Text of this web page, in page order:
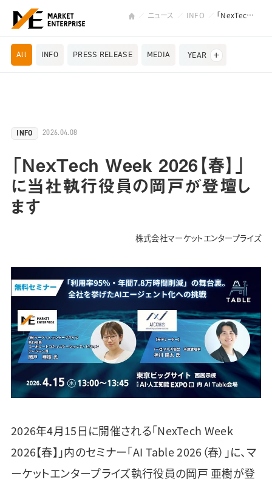
ニュース INFO 「NexTech Week 2026【春】」 に当社執行役員の岡戸が登壇します
All INFO PRESS RELEASE MEDIA YEAR
INFO 2026.04.08
「NexTech Week 2026【春】」
に当社執行役員の岡戸が登壇し
ます
株式会社マーケットエンタープライズ
2026年4月15日に開催される「NexTech Week
2026【春】」内のセミナー「AI Table 2026（春）」に、マ
ーケットエンタープライズ執行役員の岡戸 亜樹が登